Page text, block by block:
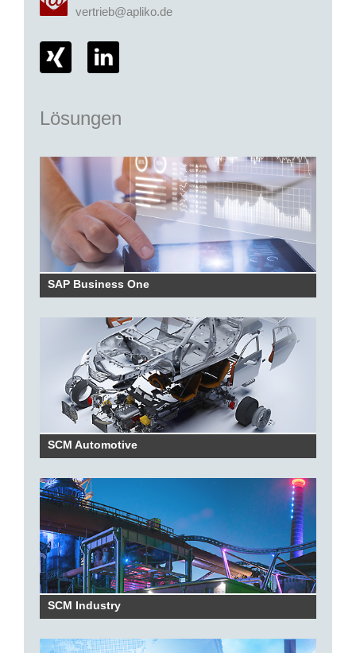
vertrieb@apliko.de
Lösungen
SAP Business One
SCM Automotive
SCM Industry